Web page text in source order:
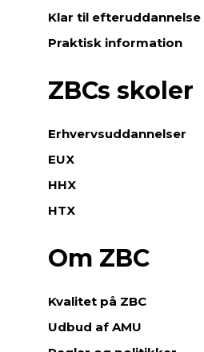
Klar til efteruddannelse
Praktisk information
ZBCs skoler
Erhvervsuddannelser
EUX
HHX
HTX
Om ZBC
Kvalitet på ZBC
Udbud af AMU